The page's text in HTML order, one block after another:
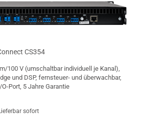
CS354
100 V (umschaltbar individuell je Kanal),
und DSP, fernsteuer- und überwachbar,
Port, 5 Jahre Garantie
sofort